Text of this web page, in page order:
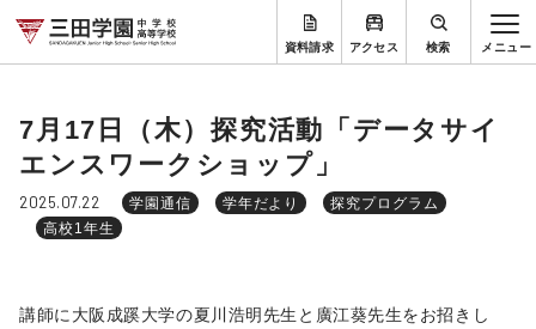
資料請求 アクセス 検索
7月17日（木）探究活動「データサイ
エンスワークショップ」
2025.07.22 学園通信 学年だより
探究プログラム
高校1年生
講師に大阪成蹊大学の夏川浩明先生と廣江葵先生をお招きし